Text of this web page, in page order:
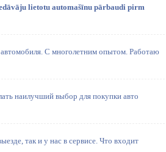
lietotu automašīnu pārbaudi pirm
С многолетним опытом. Работаю
наилучший выбор для покупки авто
так и у нас в сервисе. Что входит